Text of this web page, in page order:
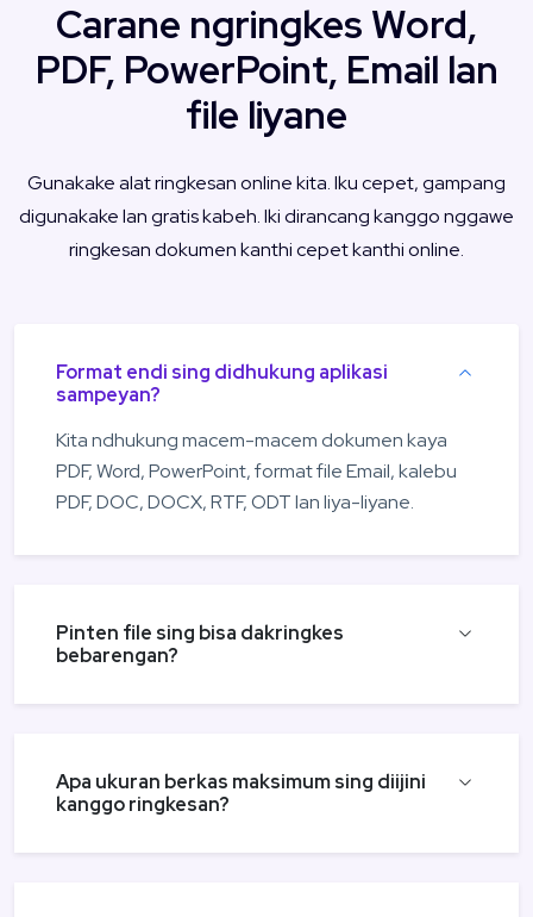
Carane ngringkes Word,
PDF, PowerPoint, Email lan
file liyane
Gunakake alat ringkesan online kita. Iku cepet, gampang
digunakake lan gratis kabeh. Iki dirancang kanggo nggawe
ringkesan dokumen kanthi cepet kanthi online.
Format endi sing didhukung aplikasi
sampeyan?
Kita ndhukung macem-macem dokumen kaya
PDF, Word, PowerPoint, format file Email, kalebu
PDF, DOC, DOCX, RTF, ODT lan liya-liyane.
Pinten file sing bisa dakringkes
bebarengan?
Apa ukuran berkas maksimum sing diijini
kanggo ringkesan?